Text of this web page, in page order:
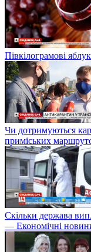
Півкілограмові
Чи дотримуються
приміських
Скільки держава
— Економічні